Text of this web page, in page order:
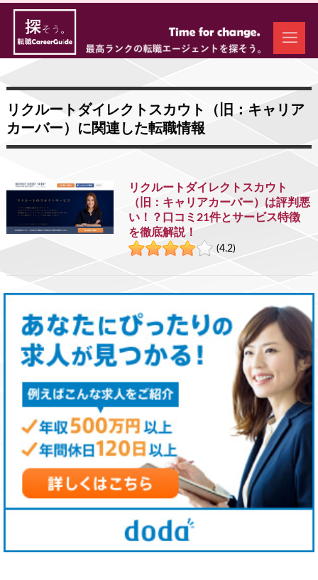
リクルートダイレクトスカウト（旧：キャリア
カーバー）に関連した転職情報
リクルートダイレクトスカウト
（旧：キャリアカーバー）は評判悪
い！？口コミ21件とサービス特徴
を徹底解説！
(4.2)